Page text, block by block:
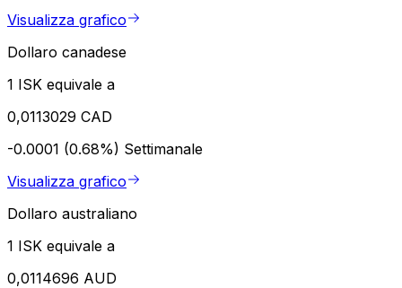
Visualizza grafico
Dollaro canadese
1 ISK equivale a
0,0113029 CAD
-0.0001 (0.68%) Settimanale
Visualizza grafico
Dollaro australiano
1 ISK equivale a
0,0114696 AUD